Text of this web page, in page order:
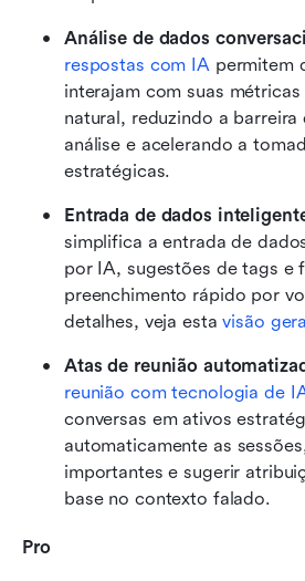
Análise de dados
respostas com IA permitem
interajam com suas
natural, reduzindo a barreira
análise e acelerando a
estratégicas.
Entrada de dados
simplifica a entrada de
por IA, sugestões de tags e
preenchimento rápido por
detalhes, veja esta visão geral
Atas de reunião
reunião com tecnologia de
conversas em ativos
automaticamente as
importantes e sugerir
base no contexto falado.
Pro